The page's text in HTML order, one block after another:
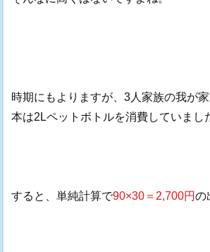
時期にもよりますが、3人家族の我が
本は2Lペットボトルを消費していまし
すると、単純計算で90×30＝2,700円の